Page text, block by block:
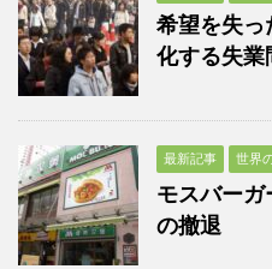
希望を失っ
化する失業
最新記事 世界
モスバーガ
の撤退